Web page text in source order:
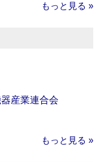
もっと見る »
産業連合会
もっと見る »